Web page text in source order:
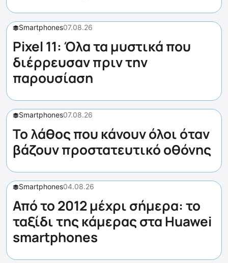
Smartphones07.08.26
Pixel 11: Όλα τα μυστικά που
διέρρευσαν πριν την
παρουσίαση
Smartphones07.08.26
Το λάθος που κάνουν όλοι όταν
βάζουν προστατευτικό οθόνης
Smartphones04.08.26
Από το 2012 μέχρι σήμερα: το
ταξίδι της κάμερας στα Huawei
smartphones